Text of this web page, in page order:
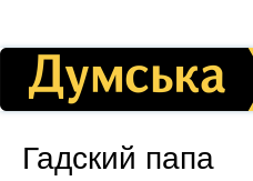
Гадский папа